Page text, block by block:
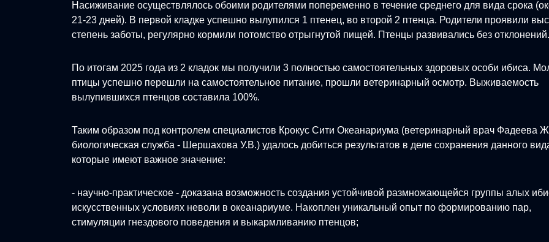
Насиживание осуществлялось обоими родителями попеременно в течение среднего для вида срока
21-23 дней). В первой кладке успешно вылупился 1 птенец, во второй 2 птенца. Родители проявили
степень заботы, регулярно кормили потомство отрыгнутой пищей. Птенцы развивались без отклонений.
По итогам 2025 года из 2 кладок мы получили 3 полностью самостоятельных здоровых особи ибиса.
птицы успешно перешли на самостоятельное питание, прошли ветеринарный осмотр. Выживаемость
вылупившихся птенцов составила 100%.
Таким образом под контролем специалистов Крокус Сити Океанариума (ветеринарный врач Фадеева
биологическая служба - Шершахова У.В.) удалось добиться результатов в деле сохранения данного
которые имеют важное значение:
- научно-практическое - доказана возможность создания устойчивой размножающейся группы алых
искусственных условиях неволи в океанариуме. Накоплен уникальный опыт по формированию пар,
стимуляции гнездового поведения и выкармливанию птенцов;